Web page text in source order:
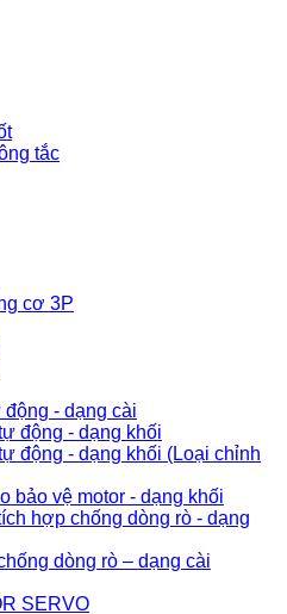
tắc
cơ 3P
- dạng cài
động - dạng khối
động - dạng khối (Loại chỉnh
bảo vệ motor - dạng khối
hợp chống dòng rò - dạng
dòng rò – dạng cài
SERVO